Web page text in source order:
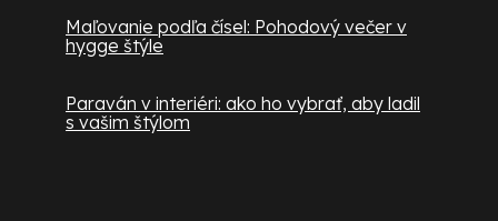
Maľovanie podľa čísel: Pohodový večer v
hygge štýle
Paraván v interiéri: ako ho vybrať, aby ladil
s vašim štýlom